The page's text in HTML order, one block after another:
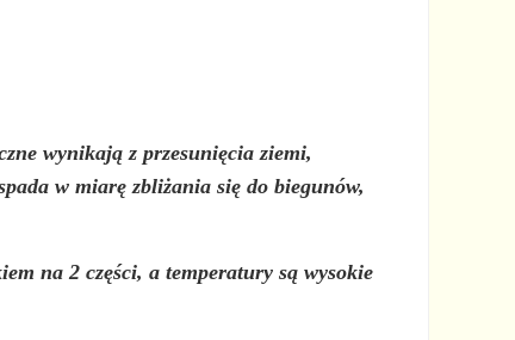
wynikają z przesunięcia ziemi,
w miarę zbliżania się do biegunów,
na 2 części, a temperatury są wysokie